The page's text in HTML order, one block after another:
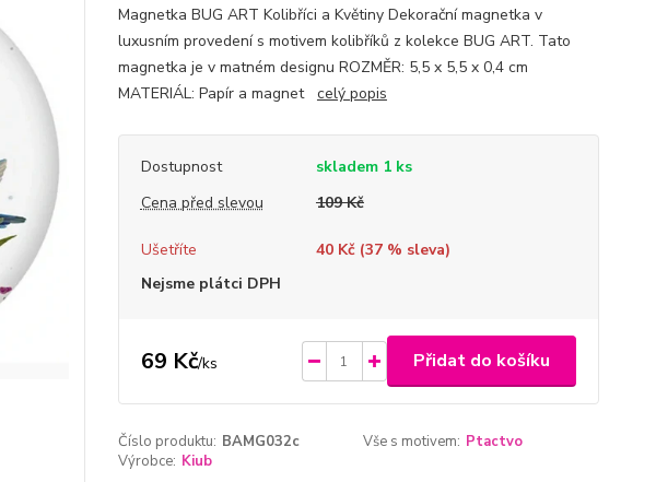
Magnetka BUG ART Kolibříci a Květiny Dekorační magnetka v
luxusním provedení s motivem kolibříků z kolekce BUG ART. Tato
magnetka je v matném designu ROZMĚR: 5,5 x 5,5 x 0,4 cm
MATERIÁL: Papír a magnet celý popis
Dostupnost
skladem 1 ks
Cena před slevou
109 Kč
Ušetříte 40 Kč (37% sleva)
Nejsme plátci DPH
69 Kč/ks Přidat do košíku
Číslo produktu: BAMG032c Vše s motivem: Ptactvo
Výrobce: Kiub